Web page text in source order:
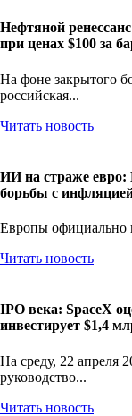
Нефтяной
при ценах $100 за
На фоне закрытого
российская...
Читать новость
ИИ на страже евро:
борьбы с
Европы официально
Читать новость
IPO века: SpaceX
инвестирует $1,4
На среду, 22 апреля
руководство...
Читать новость